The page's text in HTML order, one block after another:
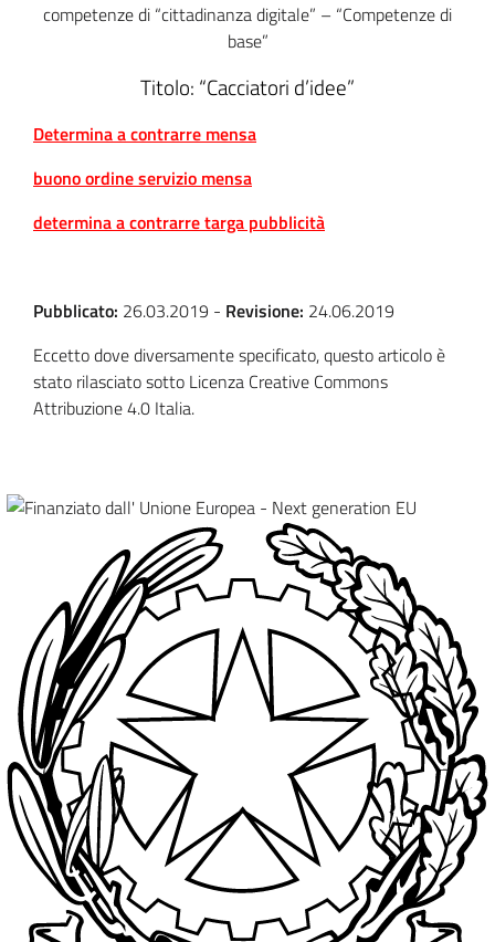
competenze di “cittadinanza digitale” – “Competenze di
base”
Titolo: “Cacciatori d’idee”
Determina a contrarre mensa
buono ordine servizio mensa
determina a contrarre targa pubblicità
Pubblicato: 26.03.2019 - Revisione: 24.06.2019
Eccetto dove diversamente specificato, questo articolo è
stato rilasciato sotto Licenza Creative Commons
Attribuzione 4.0 Italia.